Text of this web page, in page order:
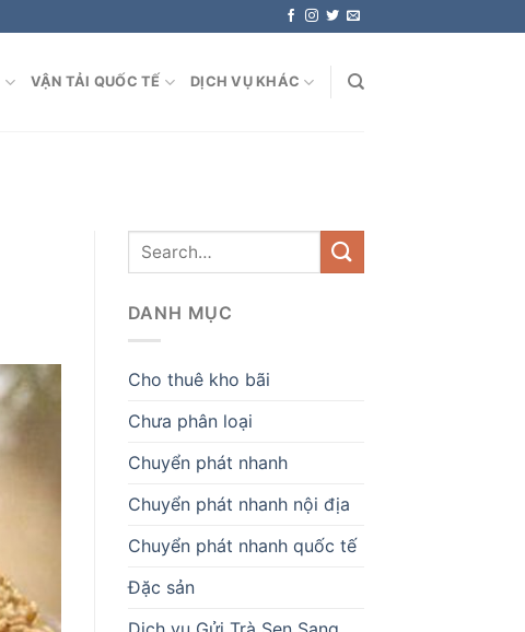
VẬN TẢI QUỐC TẾ DỊCH VỤ KHÁC
DANH MỤC
Cho thuê kho bãi
Chưa phân loại
Chuyển phát nhanh
Chuyển phát nhanh nội địa
Chuyển phát nhanh quốc tế
Đặc sản